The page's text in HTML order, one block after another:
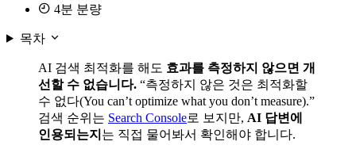
4분 분량
목차
AI 검색 최적화를 해도 효과를 측정하지 않으면 개
선할 수 없습니다. “측정하지 않은 것은 최적화할
수 없다(You can’t optimize what you don’t measure).”
검색 순위는 Search Console로 보지만, AI 답변에
인용되는지 는 직접 물어봐서 확인해야 합니다.